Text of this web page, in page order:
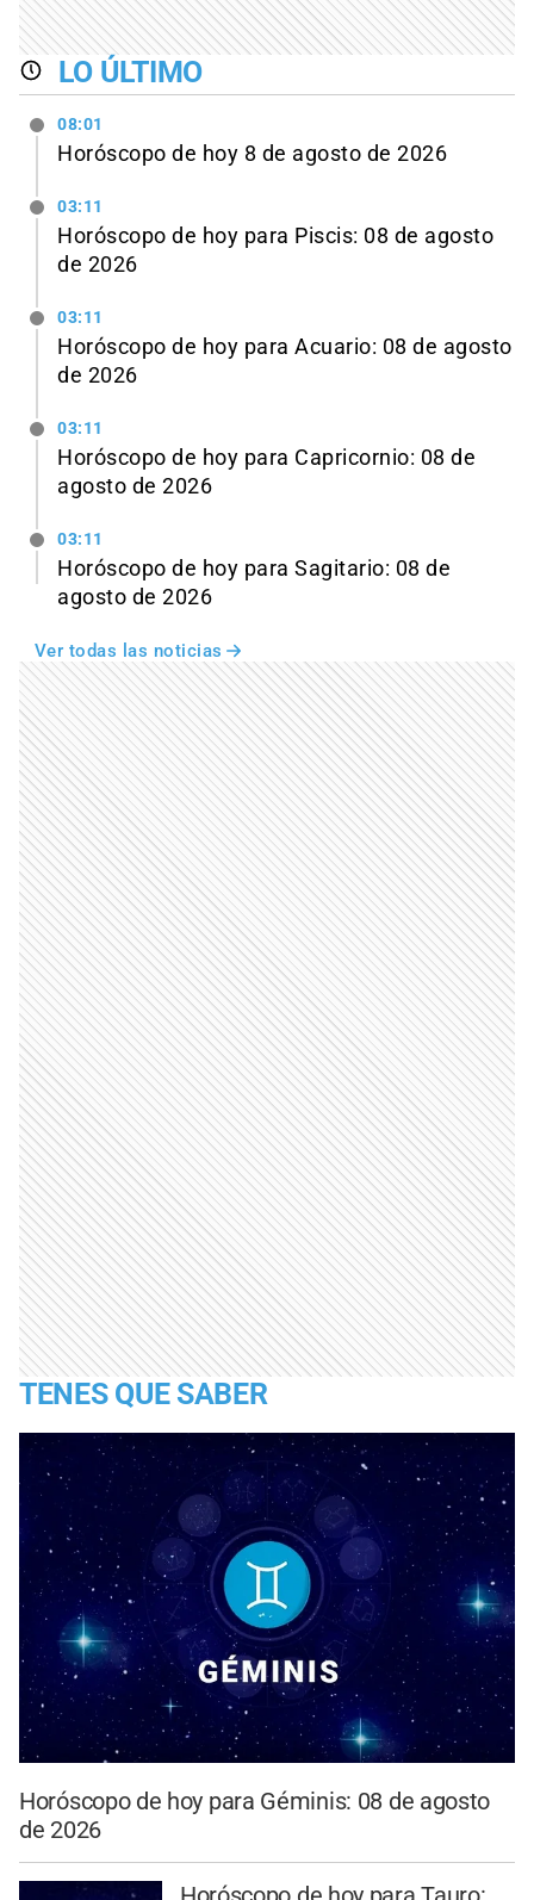
LO ÚLTIMO
08:01
Horóscopo de hoy 8 de agosto de 2026
03:11
Horóscopo de hoy para Piscis: 08 de agosto
de 2026
03:11
Horóscopo de hoy para Acuario: 08 de agosto
de 2026
03:11
Horóscopo de hoy para Capricornio: 08 de
agosto de 2026
03:11
Horóscopo de hoy para Sagitario: 08 de
agosto de 2026
Ver todas las noticias
TENES QUE SABER
Horóscopo de hoy para Géminis: 08 de agosto
de 2026